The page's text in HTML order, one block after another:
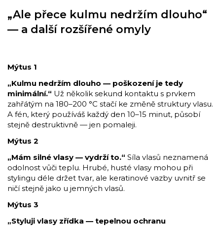
„Ale přece kulmu nedržím dlouho“
— a další rozšířené omyly
Mýtus 1
„Kulmu nedržím dlouho — poškození je tedy
minimální.“ Už několik sekund kontaktu s prvkem
zahřátým na 180–200 °C stačí ke změně struktury vlasu.
A fén, který používáš každý den 10–15 minut, působí
stejně destruktivně — jen pomaleji.
Mýtus 2
„Mám silné vlasy — vydrží to.“ Síla vlasů neznamená
odolnost vůči teplu. Hrubé, husté vlasy mohou při
stylingu déle držet tvar, ale keratinové vazby uvnitř se
ničí stejně jako u jemných vlasů.
Mýtus 3
„Styluji vlasy zřídka — tepelnou ochranu